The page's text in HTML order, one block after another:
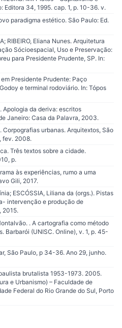
Editora 34, 1995. cap. 1, p. 10-36. v.
paradigma estético. São Paulo: Ed.
RIBEIRO, Eliana Nunes. Arquitetura
Sócioespacial, Uso e Preservação:
para Presidente Prudente, SP. In:
Presidente Prudente: Paço
e terminal rodoviário. In: Tópos
Apologia da deriva: escritos
Janeiro: Casa da Palavra, 2003.
Corpografias urbanas. Arquitextos, São
fev. 2008.
Três textos sobre a cidade.
p.
às experiências, rumo a uma
Gili, 2017.
ESCÓSSIA, Liliana da (orgs.). Pistas
intervenção e produção de
2015.
. A cartografia como método
Barbarói (UNISC. Online), v. 1, p. 45-
São Paulo, p 34-36. Ano 29, junho.
brutalista 1953-1973. 2005.
e Urbanismo) – Faculdade de
Federal do Rio Grande do Sul, Porto